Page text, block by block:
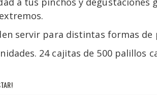
servir para distintas formas de
24 cajitas de 500 palillos